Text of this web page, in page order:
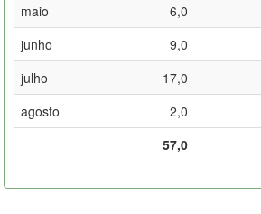
maio
6,0
junho
9,0
julho
17,0
agosto
2,0
57,0